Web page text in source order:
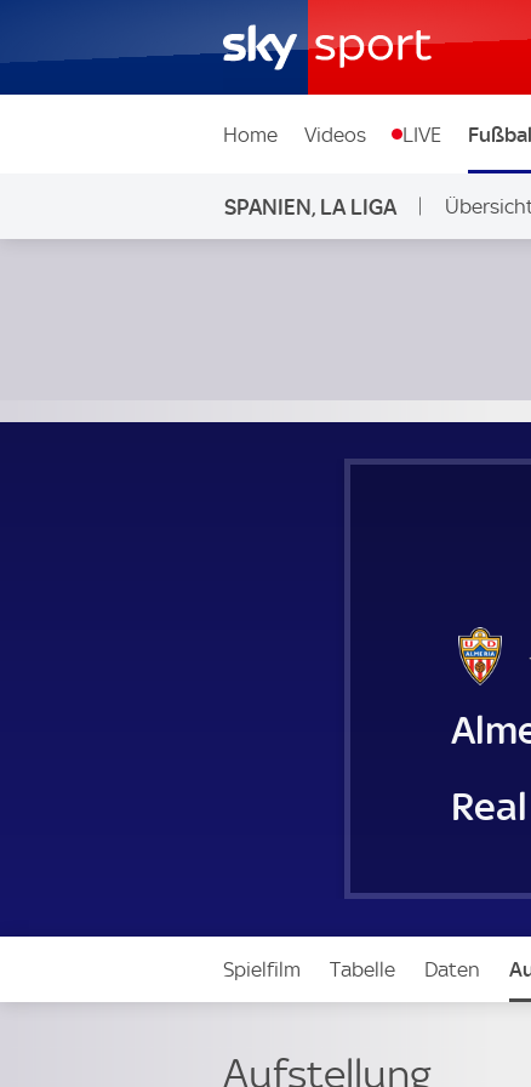
Home Videos LIVE
SPANIEN, LA LIGA
Spielfilm Tabelle Daten
Aufstellung